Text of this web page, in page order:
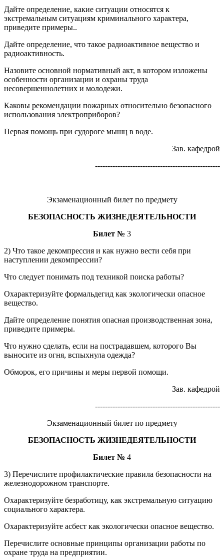
Дайте определение, какие ситуации относятся к
экстремальным ситуациям криминального характера,
приведите примеры..
Дайте определение, что такое радиоактивное вещество и
радиоактивность.
Назовите основной нормативный акт, в котором изложены
особенности организации и охраны труда
несовершеннолетних и молодежи.
Каковы рекомендации пожарных относительно безопасного
использования электроприборов?
Первая помощь при судороге мышц в воде.
Зав. кафедрой
--------------------------------------------------
Экзаменационный билет по предмету
БЕЗОПАСНОСТЬ ЖИЗНЕДЕЯТЕЛЬНОСТИ
Билет № 3
2) Что такое декомпрессия и как нужно вести себя при
наступлении декомпрессии?
Что следует понимать под техникой поиска работы?
Охарактеризуйте формальдегид как экологически опасное
вещество.
Дайте определение понятия опасная производственная зона,
приведите примеры.
Что нужно сделать, если на пострадавшем, которого Вы
выносите из огня, вспыхнула одежда?
Обморок, его причины и меры первой помощи.
Зав. кафедрой
--------------------------------------------------
Экзаменационный билет по предмету
БЕЗОПАСНОСТЬ ЖИЗНЕДЕЯТЕЛЬНОСТИ
Билет № 4
3) Перечислите профилактические правила безопасности на
железнодорожном транспорте.
Охарактеризуйте безработицу, как экстремальную ситуацию
социального характера.
Охарактеризуйте асбест как экологически опасное вещество.
Перечислите основные принципы организации работы по
охране труда на предприятии.